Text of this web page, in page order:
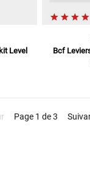
Level
Bcf
Page 1 de 3